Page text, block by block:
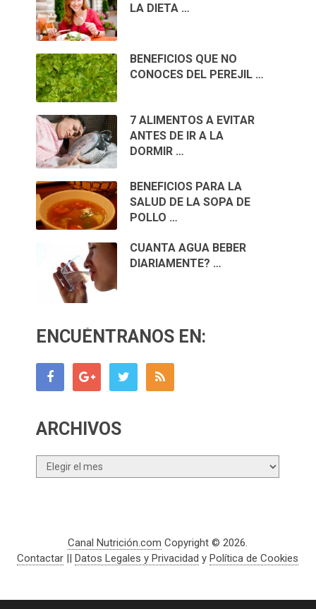
LA DIETA …
BENEFICIOS QUE NO
CONOCES DEL PEREJIL …
7 ALIMENTOS A EVITAR
ANTES DE IR A LA
DORMIR …
BENEFICIOS PARA LA
SALUD DE LA SOPA DE
POLLO …
CUANTA AGUA BEBER
DIARIAMENTE? …
ENCUÉNTRANOS EN:
ARCHIVOS
Archivos
Canal Nutrición.com Copyright © 2026.
Contactar ||Datos Legales y Privacidad yPolítica de Cookies